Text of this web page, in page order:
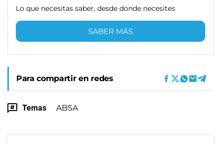
Lo que necesitas saber, desde donde necesites
SABER MÁS
Para compartir en redes
Temas ABSA